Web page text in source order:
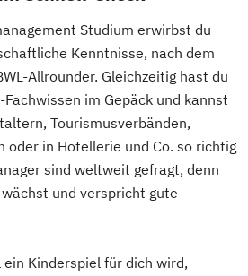
Studium erwirbst du
Kenntnisse, nach dem
Allrounder. Gleichzeitig hast du
im Gepäck und kannst
Tourismusverbänden,
oder in Hotellerie und Co. so richtig
sind weltweit gefragt, denn
und verspricht gute
Kinderspiel für dich wird,